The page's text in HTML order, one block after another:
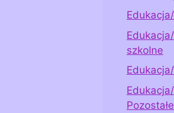
szkolne
Pozostałe